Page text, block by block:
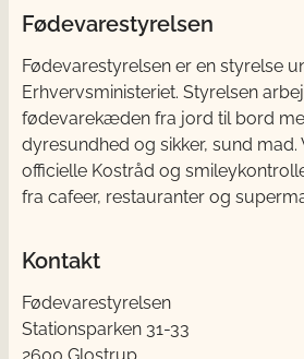
Fødevarestyrelsen
Fødevarestyrelsen er en styrelse
Erhvervsministeriet. Styrelsen
fødevarekæden fra jord til bord
dyresundhed og sikker, sund mad.
officielle Kostråd og
fra cafeer, restauranter og
Kontakt
Fødevarestyrelsen
Stationsparken 31-33